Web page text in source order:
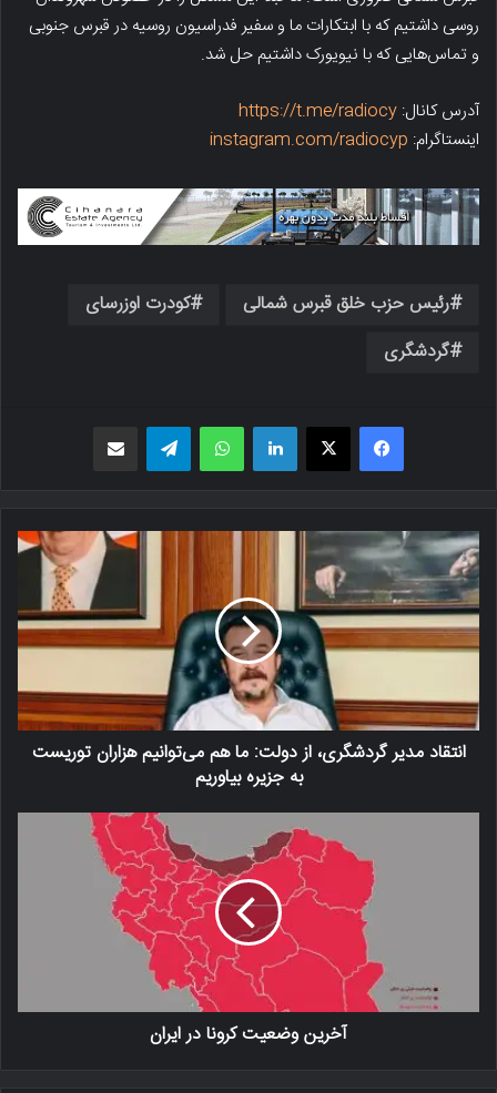
روسی داشتیم که با ابتکارات ما و سفیر فدراسیون روسیه در قبرس جنوبی
و تماس‌هایی که با نیویورک داشتیم حل شد.
آدرس کانال: https://t.me/radiocy
اینستاگرام: instagram.com/radiocyp
رئیس حزب خلق قبرس شمالی
کودرت اوزرسای
گردشگری
فیسبوک X لینکدین واتس اپ تلگرام
انتقاد مدیر گردشگری، از دولت: ما هم می‌توانیم هزاران توریست
به جزیره بیاوریم
آخرین وضعیت کرونا در ایران